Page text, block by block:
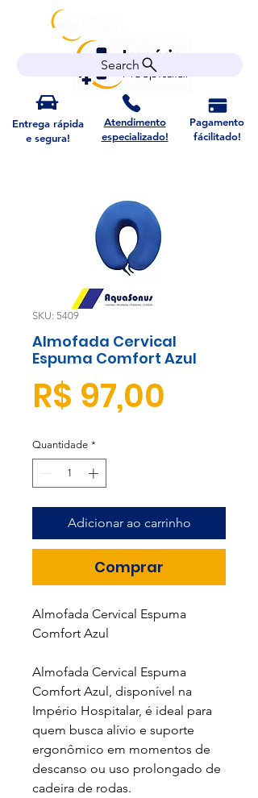
Search
Entrega rápida
e segura!
Atendimento
especializado!
Pagamento
fácilitado!
SKU: 5409
Almofada Cervical
Espuma Comfort Azul
R$ 97,00
Quantidade *
Adicionar ao carrinho
Comprar
Almofada Cervical Espuma
Comfort Azul
Almofada Cervical Espuma
Comfort Azul, disponível na
Império Hospitalar, é ideal para
quem busca alívio e suporte
ergonômico em momentos de
descanso ou uso prolongado de
cadeira de rodas.